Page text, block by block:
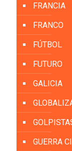
FRANCIA
FRANCO
FÚTBOL
FUTURO
GALICIA
GUERRA